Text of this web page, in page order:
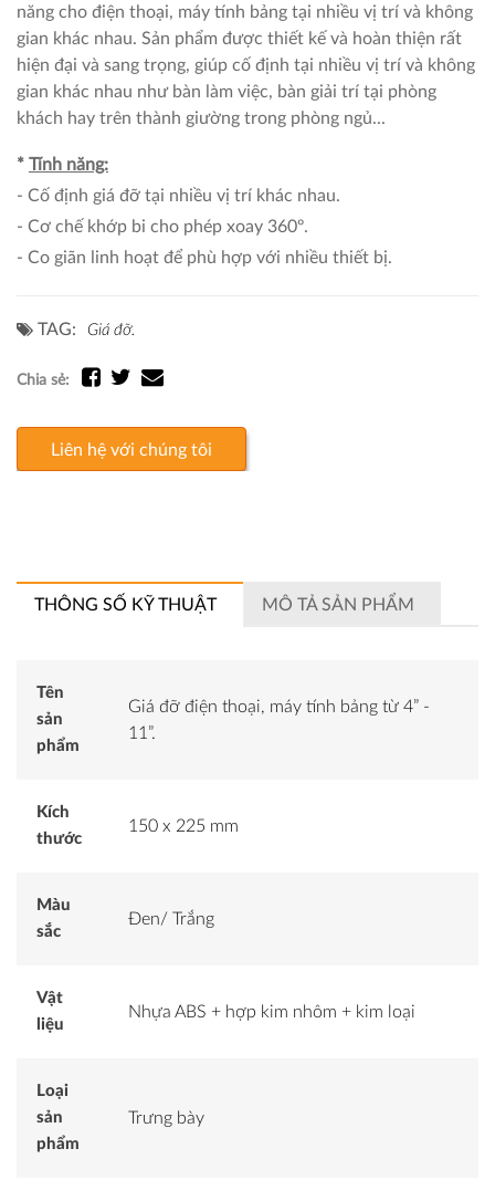
năng cho điện thoại, máy tính bảng tại nhiều vị trí và không
gian khác nhau. Sản phẩm được thiết kế và hoàn thiện rất
hiện đại và sang trọng, giúp cố định tại nhiều vị trí và không
gian khác nhau như bàn làm việc, bàn giải trí tại phòng
khách hay trên thành giường trong phòng ngủ...
* Tính năng:
- Cố định giá đỡ tại nhiều vị trí khác nhau.
- Cơ chế khớp bi cho phép xoay 360º.
- Co giãn linh hoạt để phù hợp với nhiều thiết bị.
TAG: Giá đỡ.
Chia sẻ:
Liên hệ với chúng tôi
THÔNG SỐ KỸ THUẬT MÔ TẢ SẢN PHẨM
Tên
sản
phẩm
Giá đỡ điện thoại, máy tính bảng từ 4” -
11”.
Kích
thước
150 x 225 mm
Màu
sắc
Đen/ Trắng
Vật
liệu
Nhựa ABS + hợp kim nhôm + kim loại
Loại
sản
phẩm
Trưng bày